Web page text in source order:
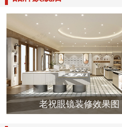
老祝眼镜装修效果图